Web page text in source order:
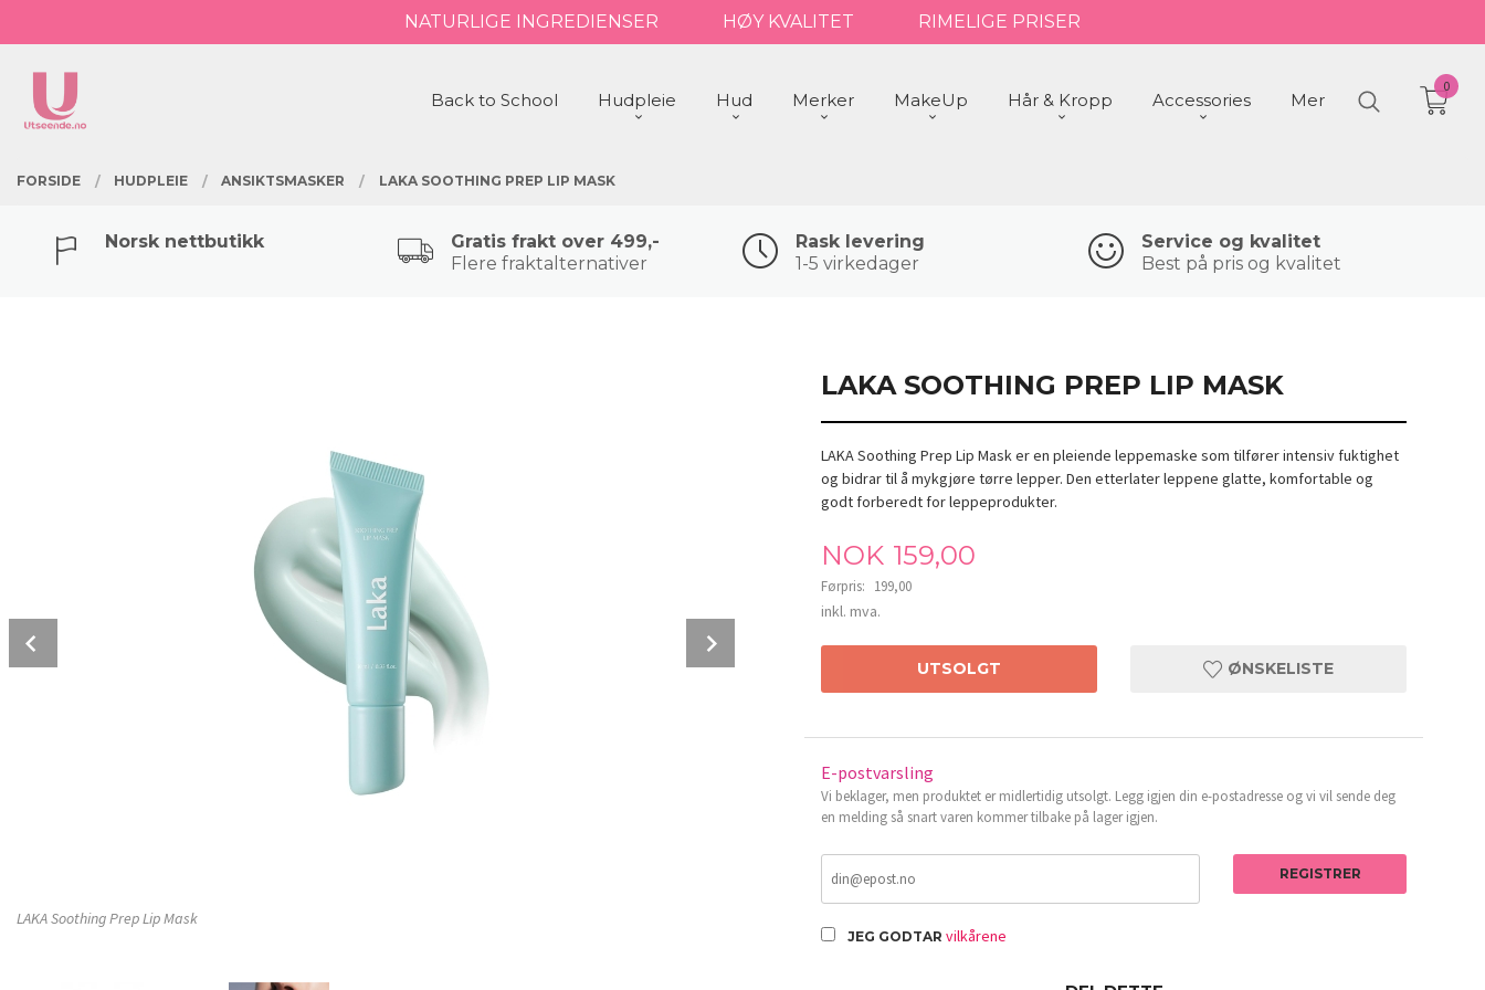
til
NATURLIGE INGREDIENSER HØY KVALITET RIMELIGE PRISER
PRODUKTER
Back to School Hudpleie Hud Merker MakeUp Hår & Kropp Accessories Mer
0
FORSIDE HUDPLEIE ANSIKTSMASKER LAKA SOOTHING PREP LIP MASK
Norsk nettbutikk
Gratis frakt over 499,-
Flere fraktalternativer
Rask levering
1-5 virkedager
Service og kvalitet
Best på pris og kvalitet
LAKA Soothing Prep Lip Mask
LAKA SOOTHING PREP LIP MASK
LAKA Soothing Prep Lip Mask er en pleiende leppemaske som tilfører intensiv fuktighet
og bidrar til å mykgjøre tørre lepper. Den etterlater leppene glatte, komfortable og
godt forberedt for leppeprodukter.
Tilbud
NOK 159,00
Førpris: 199,00
Rabatt
inkl. mva.
UTSOLGT ØNSKELISTE
E-postvarsling
Vi beklager, men produktet er midlertidig utsolgt. Legg igjen din e-postadresse og vi vil sende deg
en melding så snart varen kommer tilbake på lager igjen.
JEG GODTAR vilkårene
REGISTRER